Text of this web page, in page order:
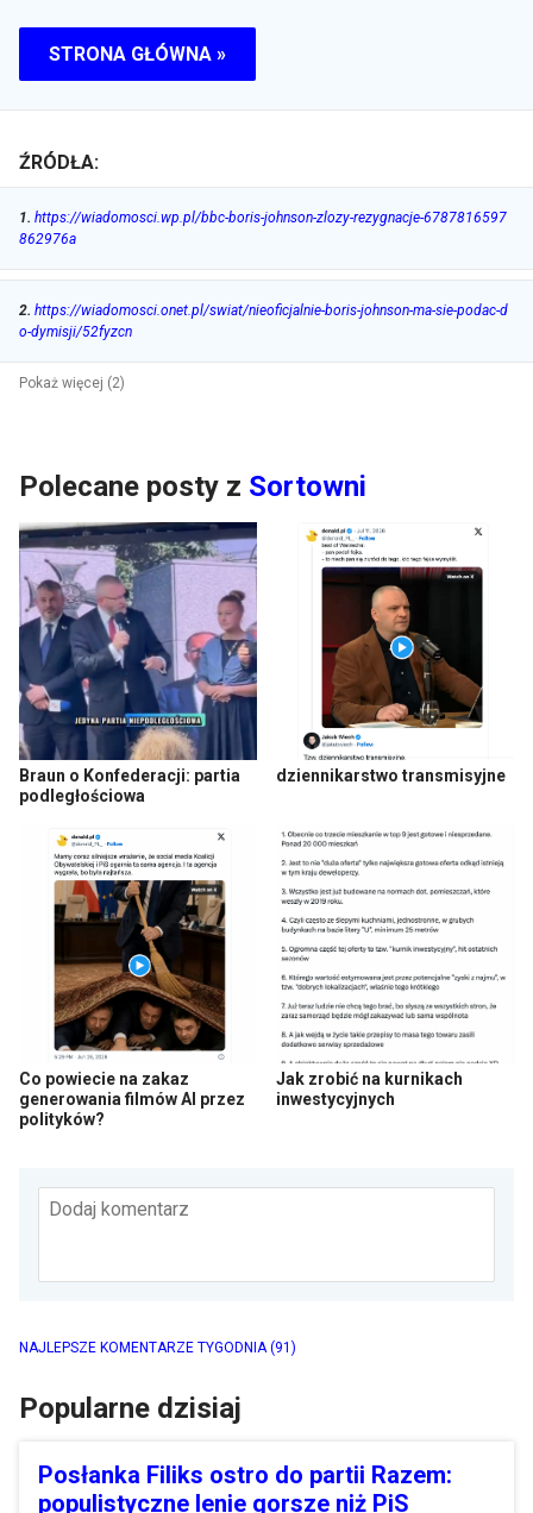
STRONA GŁÓWNA »
ŹRÓDŁA:
1. https://wiadomosci.wp.pl/bbc-boris-johnson-zlozy-rezygnacje-6787816597
862976a
2. https://wiadomosci.onet.pl/swiat/nieoficjalnie-boris-johnson-ma-sie-podac-d
o-dymisji/52fyzcn
Pokaż więcej (2)
Polecane posty z Sortowni
Braun o Konfederacji: partia
podległościowa
dziennikarstwo transmisyjne
Co powiecie na zakaz
generowania filmów AI przez
polityków?
Jak zrobić na kurnikach
inwestycyjnych
Dodaj komentarz
NAJLEPSZE KOMENTARZE TYGODNIA(91)
Popularne dzisiaj
Posłanka Filiks ostro do partii Razem:
populistyczne lenie gorsze niż PiS